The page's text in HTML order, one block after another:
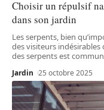
Choisir un répulsif
dans son jardin
Les serpents, bien
des visiteurs
des serpents est
Jardin 25 octobre 2025